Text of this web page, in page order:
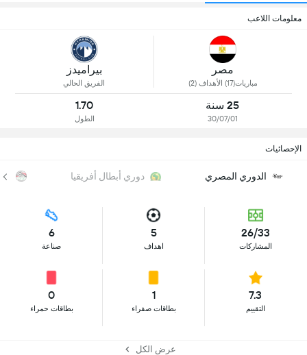
معلومات اللاعب
مصر
مباريات(17) الأهداف (2)
بيراميدز
الفريق الحالي
25 سنة
30/07/01
1.70
الطول
الإحصائيات
الدوري المصري دوري أبطال أفريقيا
26/33
المشاركات
5
اهداف
6
صناعة
7.3
التقييم
1
بطاقات صفراء
0
بطاقات حمراء
عرض الكل